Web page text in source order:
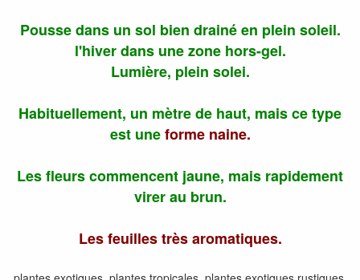
Pousse dans un sol bien drainé en plein soleil.
l'hiver dans une zone hors-gel.
Lumière, plein solei.
Habituellement, un mètre de haut, mais ce type
est uneforme naine.
Les fleurs commencent jaune, mais rapidement
virer au brun.
Les feuilles très aromatiques.